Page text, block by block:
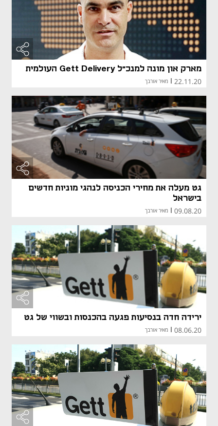
מארק און מונה למנכ"ל Gett Delivery העולמית
22.11.20 מאיר אורבך
גט מעלה את מחירי הכניסה לנהגי מוניות חדשים
בישראל
09.08.20 מאיר אורבך
ירידה חדה בנסיעות פגעה בהכנסות ובשווי של גט
08.06.20 מאיר אורבך